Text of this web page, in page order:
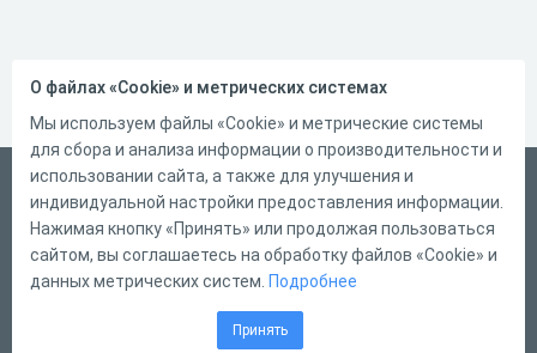
Русский
Справка
Форма обратной связи
О файлах «Cookie» и метрических системах
Мы используем файлы «Cookie» и метрические системы
для сбора и анализа информации о производительности и
использовании сайта, а также для улучшения и
индивидуальной настройки предоставления информации.
Нажимая кнопку «Принять» или продолжая пользоваться
сайтом, вы соглашаетесь на обработку файлов «Cookie» и
данных метрических систем. Подробнее
Принять